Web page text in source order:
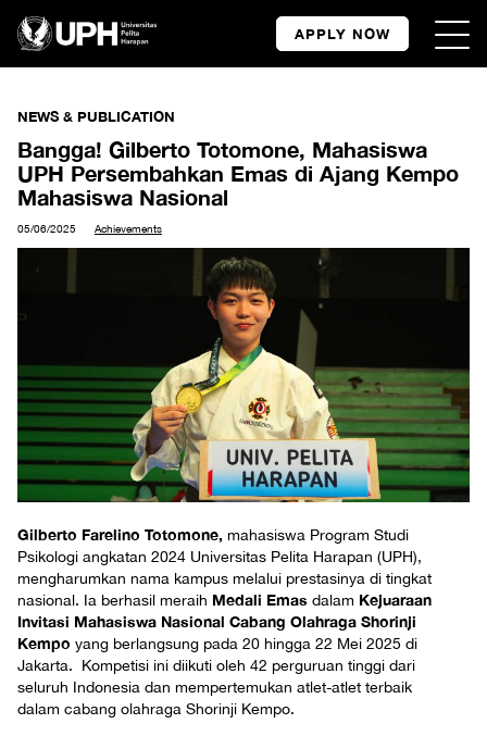
APPLY NOW
NEWS & PUBLICATION
Bangga! Gilberto Totomone, Mahasiswa
UPH Persembahkan Emas di Ajang Kempo
Mahasiswa Nasional
05/06/2025 Achievements
Gilberto Farelino Totomone, mahasiswa Program Studi
Psikologi angkatan 2024 Universitas Pelita Harapan (UPH),
mengharumkan nama kampus melalui prestasinya di tingkat
nasional. Ia berhasil meraih Medali Emas dalam Kejuaraan
Invitasi Mahasiswa Nasional Cabang Olahraga Shorinji
Kempo yang berlangsung pada 20 hingga 22 Mei 2025 di
Jakarta. Kompetisi ini diikuti oleh 42 perguruan tinggi dari
seluruh Indonesia dan mempertemukan atlet-atlet terbaik
dalam cabang olahraga Shorinji Kempo.